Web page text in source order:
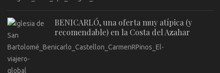
BENICARLÓ, una oferta muy atípica (y
recomendable) en la Costa del Azahar